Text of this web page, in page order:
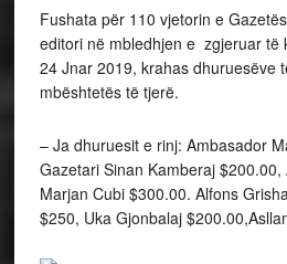
Fushata për 110 vjetorin e
editori në mbledhjen e zgjeruar të
24 Jnar 2019, krahas dhuruesëve
mbështetës të tjerë.
– Ja dhuruesit e rinj: Ambasador
Gazetari Sinan Kamberaj
Marjan Cubi $300.00. Alfons
$250, Uka Gjonbalaj